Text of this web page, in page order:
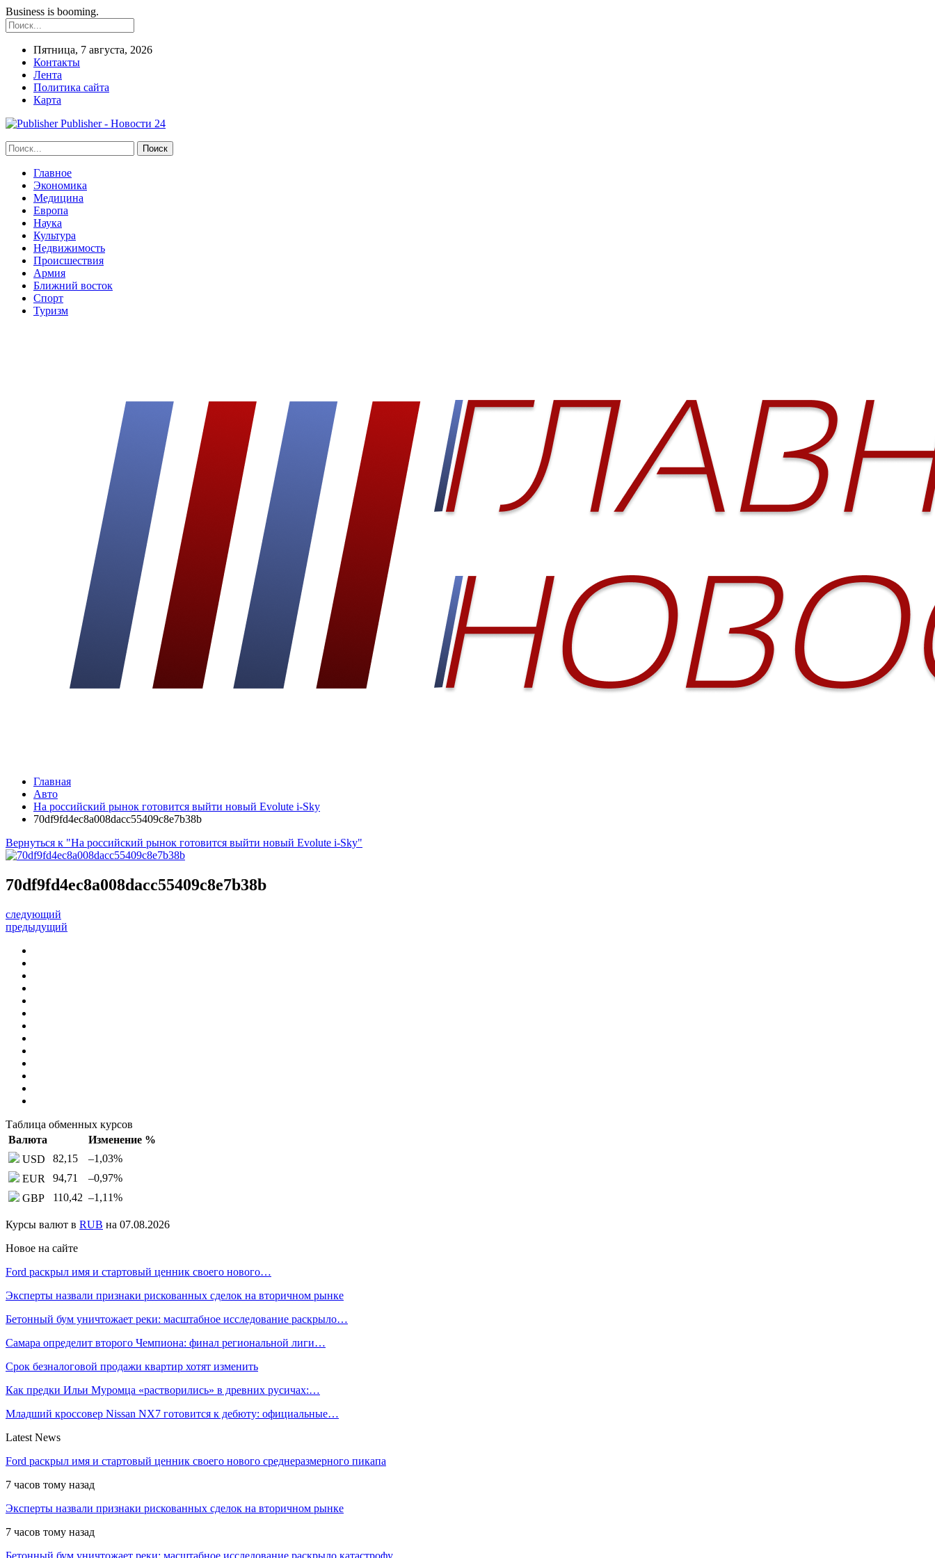
Business is booming.
Пятница, 7 августа, 2026
Контакты
Лента
Политика сайта
Карта
Publisher - Новости 24
Главное
Экономика
Медицина
Европа
Наука
Культура
Недвижимость
Происшествия
Армия
Ближний восток
Спорт
Туризм
Главная
Авто
На российский рынок готовится выйти новый Evolute i-Sky
70df9fd4ec8a008dacc55409c8e7b38b
Вернуться к "На российский рынок готовится выйти новый Evolute i-Sky"
70df9fd4ec8a008dacc55409c8e7b38b
следующий
предыдущий
Таблица обменных курсов
Валюта
Изменение %
USD
82,15 –1,03%
EUR
94,71 –0,97%
GBP
110,42 –1,11%
Курсы валют в RUB на 07.08.2026
Новое на сайте
Ford раскрыл имя и стартовый ценник своего нового…
Эксперты назвали признаки рискованных сделок на вторичном рынке
Бетонный бум уничтожает реки: масштабное исследование раскрыло…
Самара определит второго Чемпиона: финал региональной лиги…
Срок безналоговой продажи квартир хотят изменить
Как предки Ильи Муромца «растворились» в древних русичах:…
Младший кроссовер Nissan NX7 готовится к дебюту: официальные…
Latest News
Ford раскрыл имя и стартовый ценник своего нового среднеразмерного пикапа
7 часов тому назад
Эксперты назвали признаки рискованных сделок на вторичном рынке
7 часов тому назад
Бетонный бум уничтожает реки: масштабное исследование раскрыло катастрофу